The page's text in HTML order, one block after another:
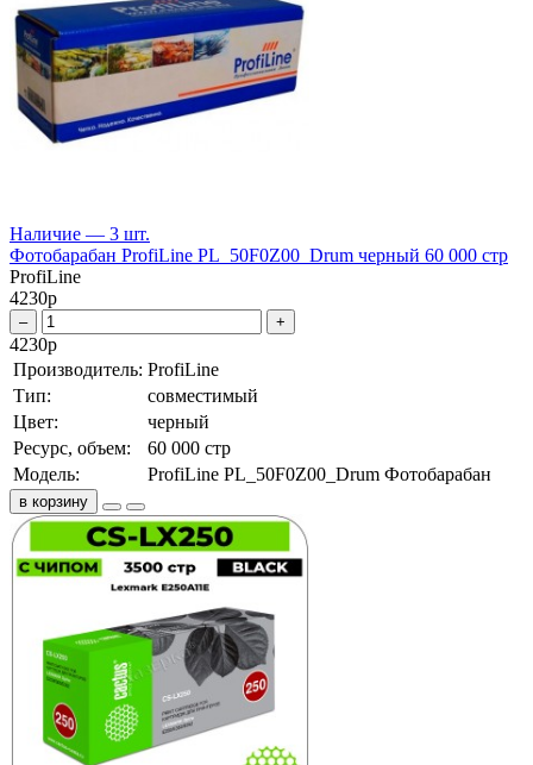
Наличие — 3 шт.
Фотобарабан ProfiLine PL_50F0Z00_Drum черный 60 000 стр
ProfiLine
4230р
– +
4230р
Производитель: ProfiLine
Тип:
совместимый
Цвет:
черный
Ресурс, объем:
60 000 стр
Модель:
ProfiLine PL_50F0Z00_Drum Фотобарабан
в корзину